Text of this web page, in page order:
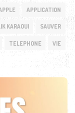
APPLICATION
KARAOUI SAUVER
TELEPHONE VIE